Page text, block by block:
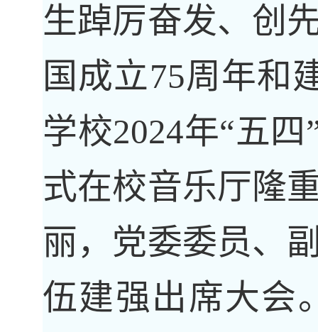
生踔厉奋发、创
国成立75周年和
学校2024年“五
式在校音乐厅隆
丽，党委委员、
伍建强出席大会